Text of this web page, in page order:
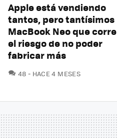
Apple está vendiendo
tantos, pero tantísimos
MacBook Neo que corre
el riesgo de no poder
fabricar más
48 COMENTARIOS
HACE 4 MESES